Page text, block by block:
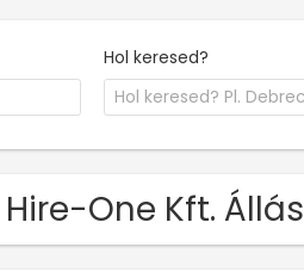
Hol keresed?
One Kft. Állás